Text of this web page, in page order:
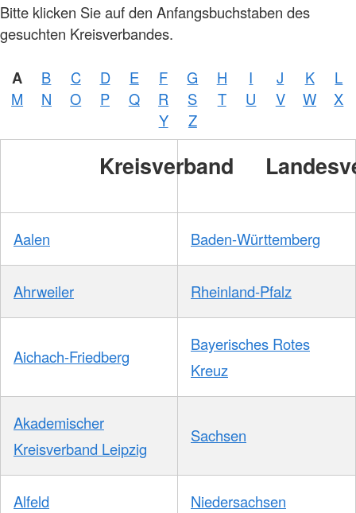
Bitte klicken Sie auf den Anfangsbuchstaben des
gesuchten Kreisverbandes.
A B C D E F G H I J K
L
M
N O P Q R S T U V W
X
Y
Z
Kreisverband
Aalen Baden-Württemberg
Ahrweiler Rheinland-Pfalz
Aichach-Friedberg
Bayerisches Rotes
Kreuz
Akademischer
Kreisverband Leipzig
Sachsen
Alfeld Niedersachsen
Foto:
DRKS